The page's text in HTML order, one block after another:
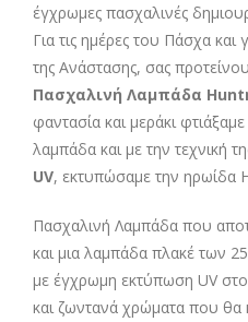
έγχρωμες πασχαλινές
Για τις ημέρες του Πάσχα
της Ανάστασης, σας
Πασχαλινή Λαμπάδα
φαντασία και μεράκι
λαμπάδα και με την τεχνική
UV, εκτυπώσαμε την ηρωίδα
Πασχαλινή Λαμπάδα που
και μια λαμπάδα πλακέ των
με έγχρωμη εκτύπωση UV στο
και ζωντανά χρώματα που θα